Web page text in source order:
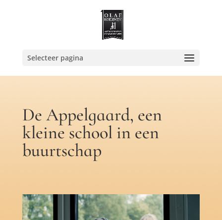
Selecteer pagina
De Appelgaard, een
kleine school in een
buurtschap